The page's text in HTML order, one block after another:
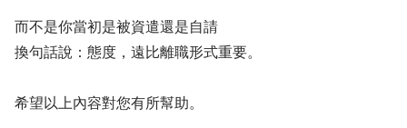
而不是你當初是被資遣還是自請
換句話說：態度，遠比離職形式重要。
希望以上內容對您有所幫助。